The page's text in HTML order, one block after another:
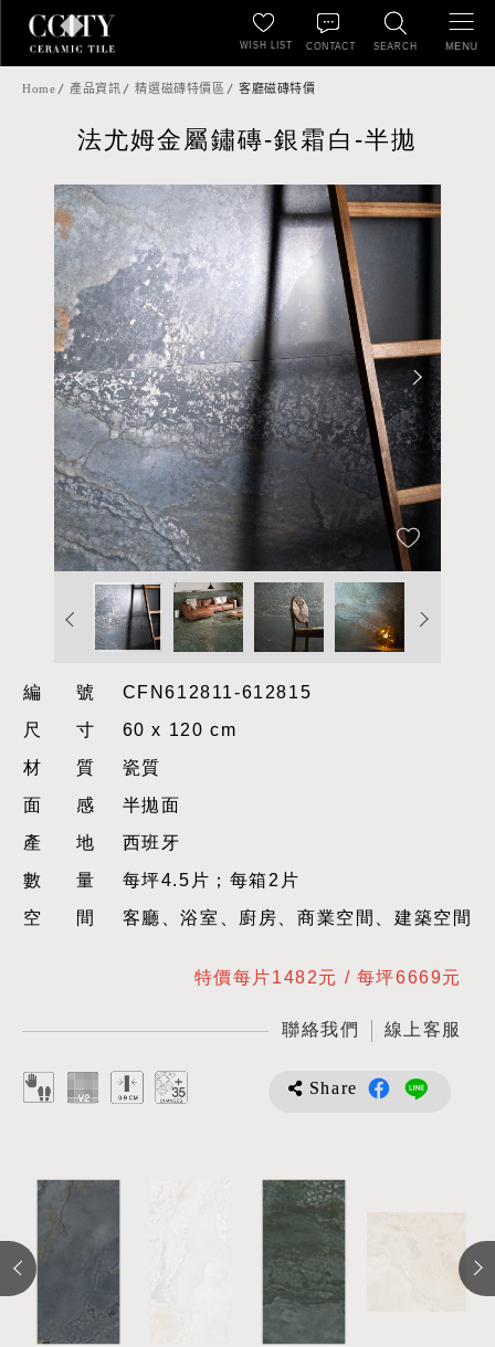
SEARCH
WISH LIST CONTACT MENU
Home 產品資訊 精選磁磚特價區 客廳磁磚特價
法尤姆金屬鏽磚-銀霜白-半拋
編號CFN612811-612815
尺寸60 x 120 cm
材質瓷質
面感半拋面
產地西班牙
數量每坪4.5片；每箱2片
空間客廳、浴室、廚房、商業空間、建築空間
特價每片1482元 / 每坪6669元
聯絡我們 線上客服
Share